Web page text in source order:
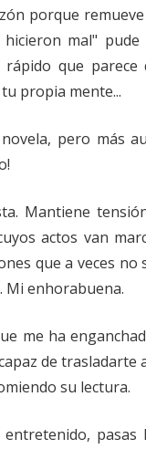
porque
mal"
que
propia mente...
pero más
Mantiene
actos van
que a veces
Mi enhorabuena.
me ha
de trasladarte
su lectura.
pasas